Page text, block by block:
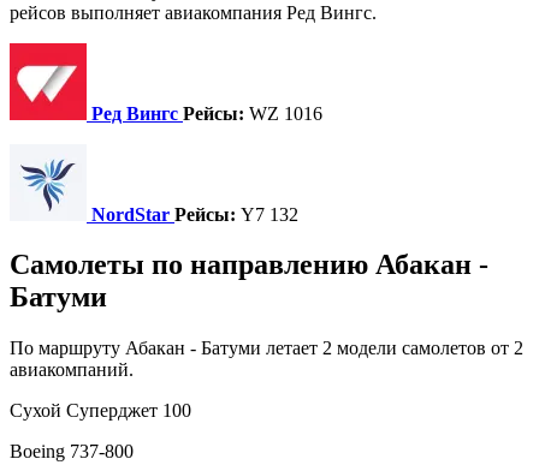
рейсов выполняет авиакомпания Ред Вингс.
Ред Вингс Рейсы: WZ 1016
NordStar Рейсы: Y7 132
Самолеты по направлению Абакан -
Батуми
По маршруту Абакан - Батуми летает 2 модели самолетов от 2
авиакомпаний.
Сухой Суперджет 100
Boeing 737-800